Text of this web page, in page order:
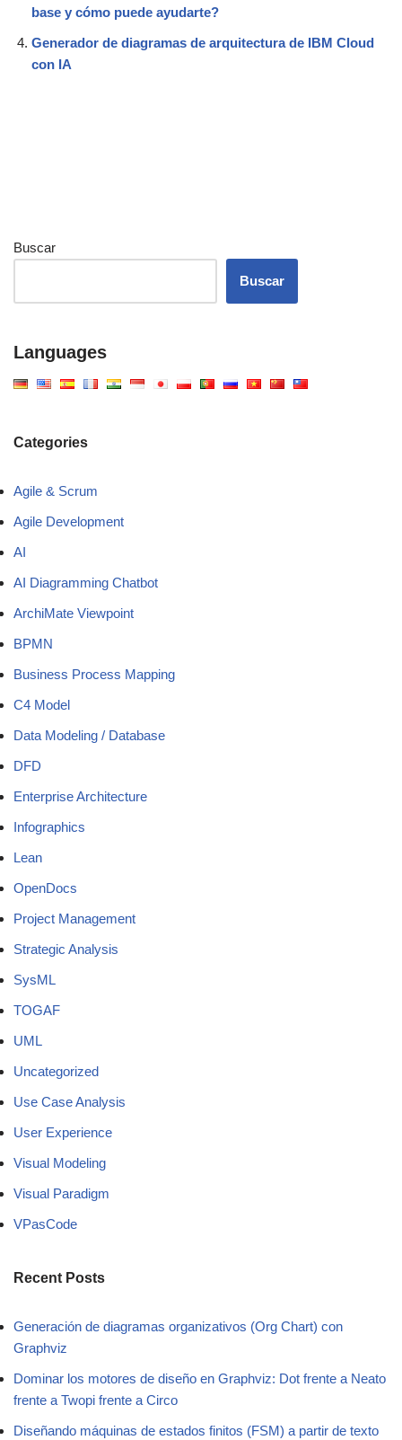
base y cómo puede ayudarte?
Generador de diagramas de arquitectura de IBM Cloud
con IA
Buscar
Buscar
Languages
Categories
Agile & Scrum
Agile Development
AI
AI Diagramming Chatbot
ArchiMate Viewpoint
BPMN
Business Process Mapping
C4 Model
Data Modeling / Database
DFD
Enterprise Architecture
Infographics
Lean
OpenDocs
Project Management
Strategic Analysis
SysML
TOGAF
UML
Uncategorized
Use Case Analysis
User Experience
Visual Modeling
Visual Paradigm
VPasCode
Recent Posts
Generación de diagramas organizativos (Org Chart) con
Graphviz
Dominar los motores de diseño en Graphviz: Dot frente a Neato
frente a Twopi frente a Circo
Diseñando máquinas de estados finitos (FSM) a partir de texto